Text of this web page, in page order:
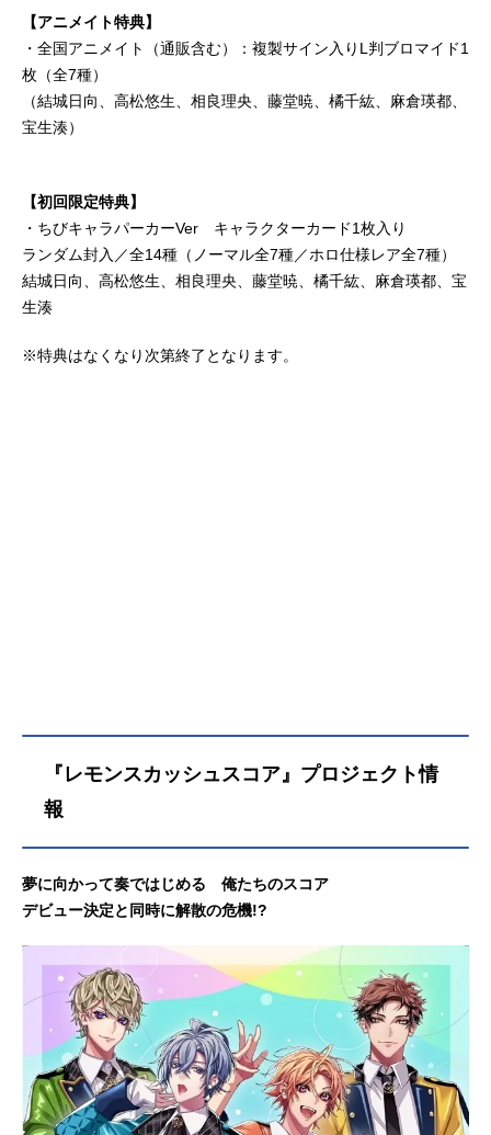
【アニメイト特典】
・全国アニメイト（通販含む）：複製サイン入りL判ブロマイド1
枚（全7種）
（結城日向、高松悠生、相良理央、藤堂暁、橘千紘、麻倉瑛都、
宝生湊）
【初回限定特典】
・ちびキャラパーカーVer キャラクターカード1枚入り
ランダム封入／全14種（ノーマル全7種／ホロ仕様レア全7種）
結城日向、高松悠生、相良理央、藤堂暁、橘千紘、麻倉瑛都、宝
生湊
※特典はなくなり次第終了となります。
『レモンスカッシュスコア』プロジェクト情
報
夢に向かって奏ではじめる 俺たちのスコア
デビュー決定と同時に解散の危機!?